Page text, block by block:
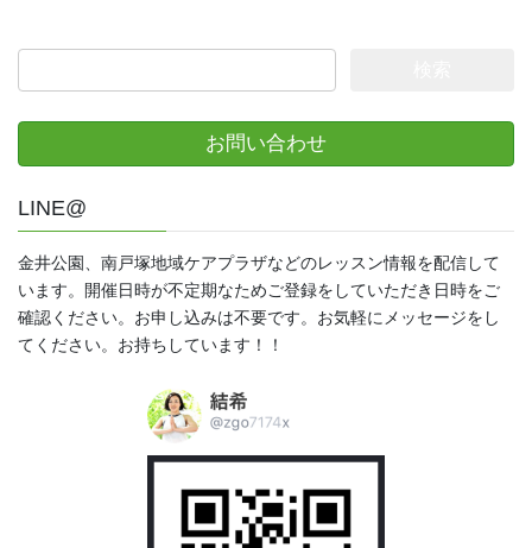
索:
お問い合わせ
LINE@
金井公園、南戸塚地域ケアプラザなどのレッスン情報を配信して
います。開催日時が不定期なためご登録をしていただき日時をご
確認ください。お申し込みは不要です。お気軽にメッセージをし
てください。お持ちしています！！